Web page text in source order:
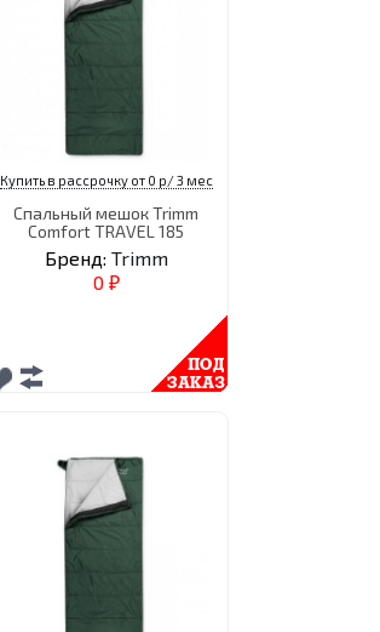
Купить в рассрочку от 0 р/ 3 мес
Спальный мешок Trimm
Comfort TRAVEL 185
Бренд: Trimm
0 ₽